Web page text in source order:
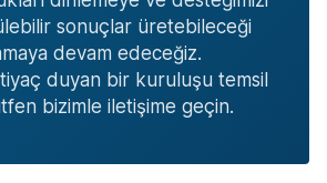
sonuçlar üretebileceği
devam edeceğiz.
duyan bir kuruluşu temsil
bizimle iletişime geçin.